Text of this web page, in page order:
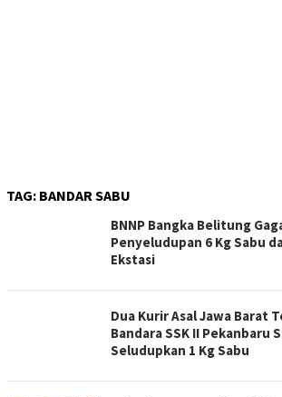
TAG: BANDAR SABU
BNNP Bangka Belitung
Penyeludupan 6 Kg Sabu
Ekstasi
Dua Kurir Asal Jawa Barat
Bandara SSK II Pekanbaru
Seludupkan 1 Kg Sabu